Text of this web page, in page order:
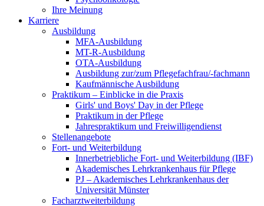
Ihre Meinung
Karriere
Ausbildung
MFA-Ausbildung
MT-R-Ausbildung
OTA-Ausbildung
Ausbildung zur/zum Pflegefachfrau/-fachmann
Kaufmännische Ausbildung
Praktikum – Einblicke in die Praxis
Girls' und Boys' Day in der Pflege
Praktikum in der Pflege
Jahrespraktikum und Freiwilligendienst
Stellenangebote
Fort- und Weiterbildung
Innerbetriebliche Fort- und Weiterbildung (IBF)
Akademisches Lehrkrankenhaus für Pflege
PJ – Akademisches Lehrkrankenhaus der
Universität Münster
Facharztweiterbildung